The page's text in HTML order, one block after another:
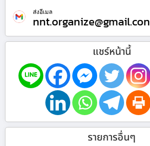
ส่งอีเมล
nnt.organize@gmail.con
แชร์หน้านี้
รายการอื่นๆ